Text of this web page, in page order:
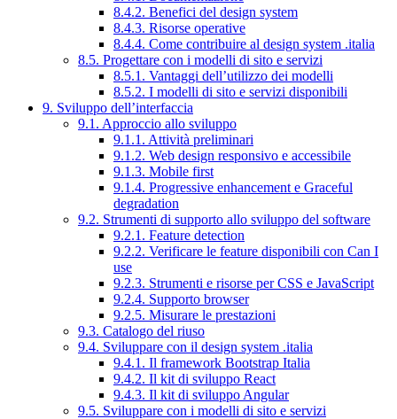
8.4.2. Benefici del design system
8.4.3. Risorse operative
8.4.4. Come contribuire al design system .italia
8.5. Progettare con i modelli di sito e servizi
8.5.1. Vantaggi dell’utilizzo dei modelli
8.5.2. I modelli di sito e servizi disponibili
9. Sviluppo dell’interfaccia
9.1. Approccio allo sviluppo
9.1.1. Attività preliminari
9.1.2. Web design responsivo e accessibile
9.1.3. Mobile first
9.1.4. Progressive enhancement e Graceful
degradation
9.2. Strumenti di supporto allo sviluppo del software
9.2.1. Feature detection
9.2.2. Verificare le feature disponibili con Can I
use
9.2.3. Strumenti e risorse per CSS e JavaScript
9.2.4. Supporto browser
9.2.5. Misurare le prestazioni
9.3. Catalogo del riuso
9.4. Sviluppare con il design system .italia
9.4.1. Il framework Bootstrap Italia
9.4.2. Il kit di sviluppo React
9.4.3. Il kit di sviluppo Angular
9.5. Sviluppare con i modelli di sito e servizi